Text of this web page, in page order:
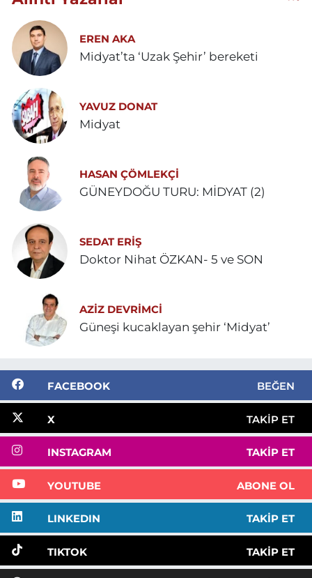
EREN AKA
Midyat’ta ‘Uzak Şehir’ bereketi
YAVUZ DONAT
Midyat
HASAN ÇÖMLEKÇİ
GÜNEYDOĞU TURU: MİDYAT (2)
SEDAT ERİŞ
Doktor Nihat ÖZKAN- 5 ve SON
AZIZ DEVRIMCI
Güneşi kucaklayan şehir ‘Midyat’
FACEBOOK BEĞEN
X TAKIP ET
INSTAGRAM TAKIP ET
YOUTUBE ABONE OL
LINKEDIN TAKIP ET
TIKTOK TAKIP ET